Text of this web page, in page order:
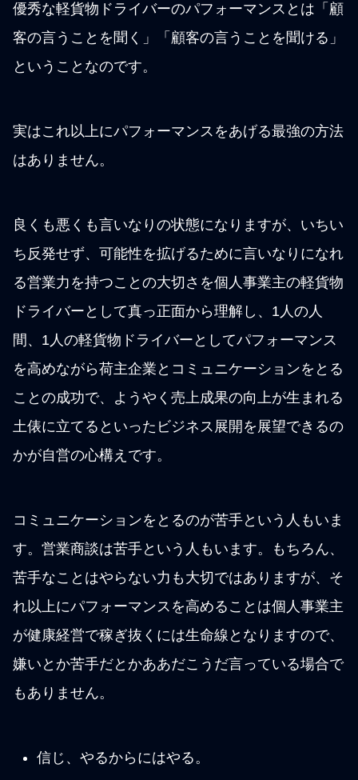
優秀な軽貨物ドライバーのパフォーマンスとは「顧
客の言うことを聞く」「顧客の言うことを聞ける」
ということなのです。
実はこれ以上にパフォーマンスをあげる最強の方法
はありません。
良くも悪くも言いなりの状態になりますが、いちい
ち反発せず、可能性を拡げるために言いなりになれ
る営業力を持つことの大切さを個人事業主の軽貨物
ドライバーとして真っ正面から理解し、1人の人
間、1人の軽貨物ドライバーとしてパフォーマンス
を高めながら荷主企業とコミュニケーションをとる
ことの成功で、ようやく売上成果の向上が生まれる
土俵に立てるといったビジネス展開を展望できるの
かが自営の心構えです。
コミュニケーションをとるのが苦手という人もいま
す。営業商談は苦手という人もいます。もちろん、
苦手なことはやらない力も大切ではありますが、そ
れ以上にパフォーマンスを高めることは個人事業主
が健康経営で稼ぎ抜くには生命線となりますので、
嫌いとか苦手だとかああだこうだ言っている場合で
もありません。
信じ、やるからにはやる。